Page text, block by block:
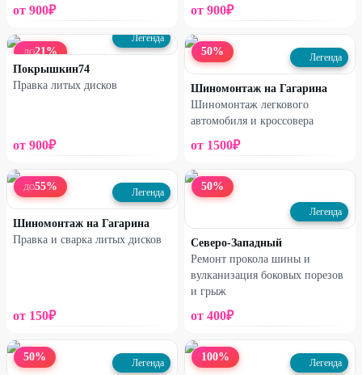
от 900₽ от 900₽
ДО21%
Легенда
Покрышкин74
Правка литых дисков
от 900₽
50% Легенда
Шиномонтаж на Гагарина
Шиномонтаж легкового
автомобиля и кроссовера
от 1500₽
ДО55% Легенда
Шиномонтаж на Гагарина
Правка и сварка литых дисков
от 150₽
50%
Легенда
Северо-Западный
Ремонт прокола шины и
вулканизация боковых порезов
и грыж
от 400₽
50% Легенда 100% Легенда